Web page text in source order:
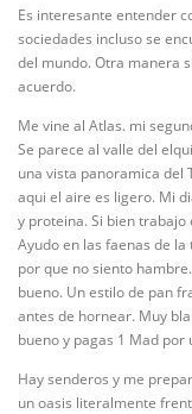
Es interesante entender
sociedades incluso se
del mundo. Otra manera
acuerdo.
Me vine al Atlas. mi
Se parece al valle del
una vista panoramica del
aqui el aire es ligero. Mi
y proteina. Si bien
Ayudo en las faenas de
por que no siento
bueno. Un estilo de pan
antes de hornear. Muy
bueno y pagas 1 Mad por
Hay senderos y me
un oasis literalmente